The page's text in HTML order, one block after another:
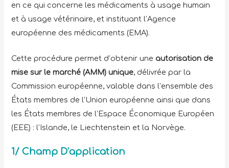
en ce qui concerne les médicaments à usage humain
et à usage vétérinaire, et instituant l’Agence
européenne des médicaments (EMA).
Cette procédure permet d’obtenir une autorisation de
mise sur le marché (AMM) unique, délivrée par la
Commission européenne, valable dans l’ensemble des
États membres de l’Union européenne ainsi que dans
les États membres de l’Espace Économique Européen
(EEE) : l’Islande, le Liechtenstein et la Norvège.
1/ Champ D’application